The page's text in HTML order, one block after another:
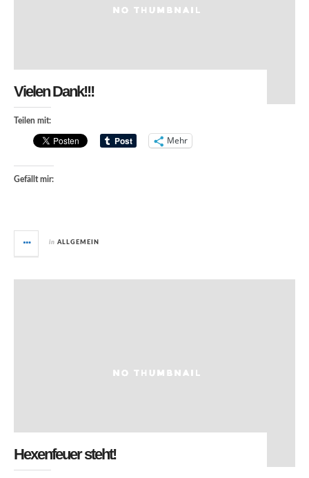
Vielen Dank!!!
Teilen mit:
Mehr
Gefällt mir:
in ALLGEMEIN
Hexenfeuer steht!